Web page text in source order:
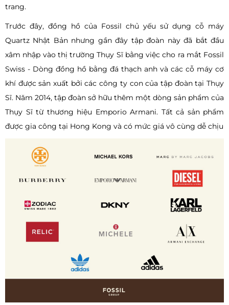
trang.
Trước đây, đồng hồ của Fossil chủ yếu sử dụng cỗ máy
Quartz Nhật Bản nhưng gần đây tập đoàn này đã bắt đầu
xâm nhập vào thị trường Thụy Sĩ bằng việc cho ra mắt Fossil
Swiss - Dòng đồng hồ bằng đá thạch anh và các cỗ máy cơ
khí được sản xuất bởi các công ty con của tập đoàn tại Thụy
Sĩ. Năm 2014, tập đoàn sở hữu thêm một dòng sản phẩm của
Thụy Sĩ từ thương hiệu Emporio Armani. Tất cả sản phẩm
được gia công tại Hong Kong và có mức giá vô cùng dễ chịu